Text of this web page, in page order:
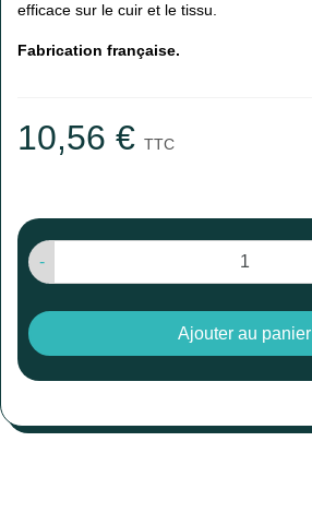
efficace sur le cuir et le tissu.
Fabrication française.
10,56 € TTC
-
Ajouter au panier